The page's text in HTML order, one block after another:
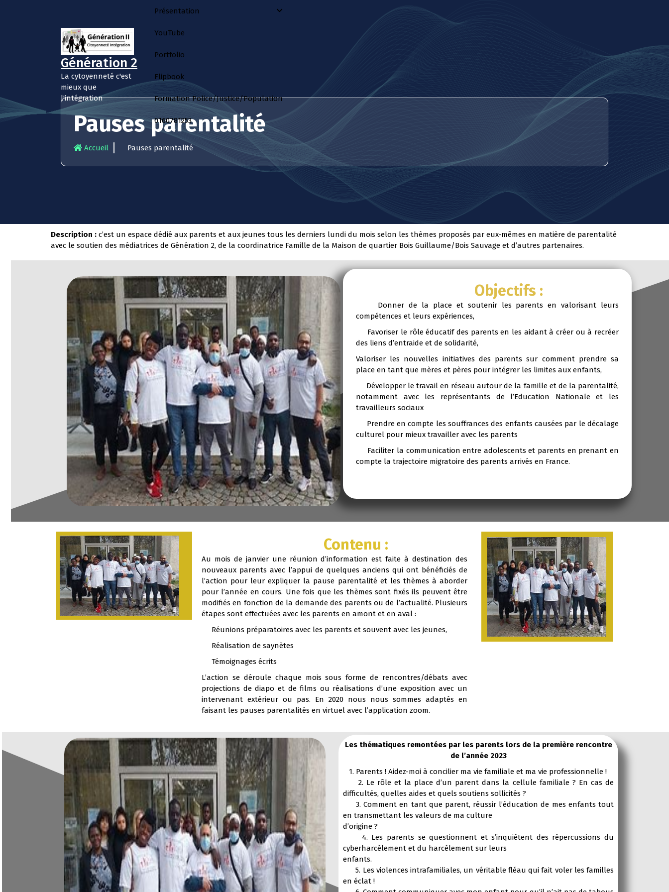
Génération 2
La cytoyenneté c'est
mieux que
l'intégration
Présentation
YouTube
Portfolio
Flipbook
Formation Police/Justice/Population
0160781253
Pauses parentalité
Accueil Pauses parentalité
Description : c’est un espace dédié aux parents et aux jeunes tous les derniers lundi du mois selon les thèmes proposés par eux-mêmes en matière de parentalité
avec le soutien des médiatrices de Génération 2, de la coordinatrice Famille de la Maison de quartier Bois Guillaume/Bois Sauvage et d’autres partenaires.
Objectifs :
Donner de la place et soutenir les parents en valorisant leurs
compétences et leurs expériences,
Favoriser le rôle éducatif des parents en les aidant à créer ou à recréer
des liens d’entraide et de solidarité,
Valoriser les nouvelles initiatives des parents sur comment prendre sa
place en tant que mères et pères pour intégrer les limites aux enfants,
Développer le travail en réseau autour de la famille et de la parentalité,
notamment avec les représentants de l’Education Nationale et les
travailleurs sociaux
Prendre en compte les souffrances des enfants causées par le décalage
culturel pour mieux travailler avec les parents
Faciliter la communication entre adolescents et parents en prenant en
compte la trajectoire migratoire des parents arrivés en France.
Contenu :
Au mois de janvier une réunion d’information est faite à destination des
nouveaux parents avec l’appui de quelques anciens qui ont bénéficiés de
l’action pour leur expliquer la pause parentalité et les thèmes à aborder
pour l’année en cours. Une fois que les thèmes sont fixés ils peuvent être
modifiés en fonction de la demande des parents ou de l’actualité. Plusieurs
étapes sont effectuées avec les parents en amont et en aval :
Réunions préparatoires avec les parents et souvent avec les jeunes,
Réalisation de saynètes
Témoignages écrits
L’action se déroule chaque mois sous forme de rencontres/débats avec
projections de diapo et de films ou réalisations d’une exposition avec un
intervenant extérieur ou pas. En 2020 nous nous sommes adaptés en
faisant les pauses parentalités en virtuel avec l’application zoom.
Les thématiques remontées par les parents lors de la première rencontre
de l’année 2023
1. Parents ! Aidez-moi à concilier ma vie familiale et ma vie professionnelle !
2. Le rôle et la place d’un parent dans la cellule familiale ? En cas de
difficultés, quelles aides et quels soutiens sollicités ?
3. Comment en tant que parent, réussir l’éducation de mes enfants tout
en transmettant les valeurs de ma culture
d’origine ?
4. Les parents se questionnent et s’inquiètent des répercussions du
cyberharcèlement et du harcèlement sur leurs
enfants.
5. Les violences intrafamiliales, un véritable fléau qui fait voler les familles
en éclat !